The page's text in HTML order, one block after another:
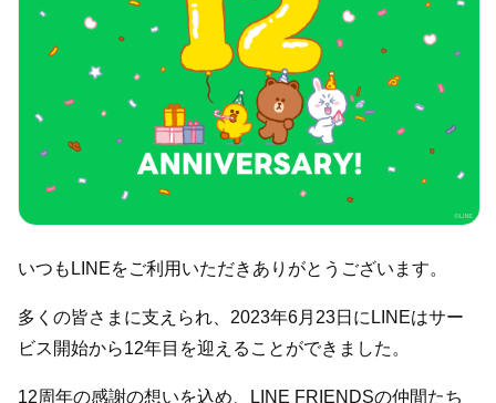
いつもLINEをご利用いただきありがとうございます。
多くの皆さまに支えられ、2023年6月23日にLINEはサー
ビス開始から12年目を迎えることができました。
12周年の感謝の想いを込め、LINE FRIENDSの仲間たち